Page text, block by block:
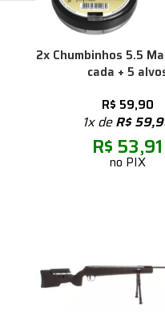
2x Chumbinhos 5.5
cada + 5
R$ 59,90
1x deR$
R$ 53,91
no PIX